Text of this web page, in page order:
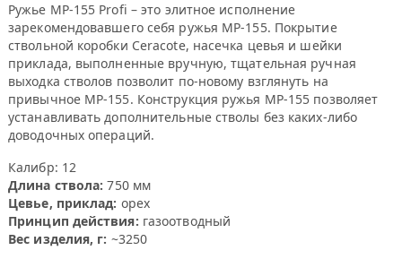
Ружье МР-155 Profi – это элитное исполнение
зарекомендовавшего себя ружья МР-155. Покрытие
ствольной коробки Ceracote, насечка цевья и шейки
приклада, выполненные вручную, тщательная ручная
выходка стволов позволит по-новому взглянуть на
привычное МР-155. Конструкция ружья МР-155 позволяет
устанавливать дополнительные стволы без каких-либо
доводочных операций.
Калибр: 12
Длина ствола: 750 мм
Цевье, приклад: орех
Принцип действия: газоотводный
Вес изделия, г: ~3250